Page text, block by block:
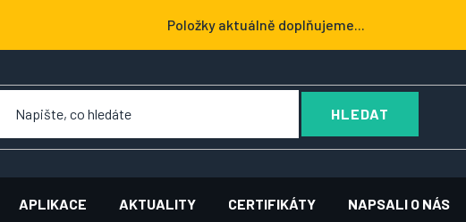
Položky aktuálně doplňujeme...
HLEDAT
APLIKACE AKTUALITY CERTIFIKÁTY NAPSALI O NÁS